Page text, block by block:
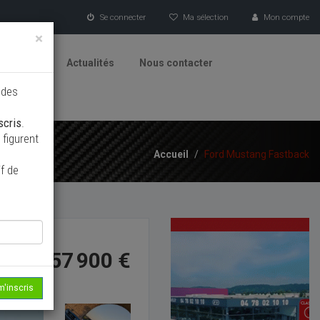
Se connecter Ma sélection Mon compte
Actualités Nous contacter
Accueil / Ford Mustang Fastback
57 900 €
×
.
de